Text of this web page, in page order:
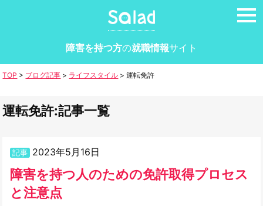
障害を持つ方の就職情報サイト
TOP > ブログ記事 > ライフスタイル >運転免許
運転免許:記事一覧
記事 2023年5月16日
障害を持つ人のための免許取得プロセス
と注意点